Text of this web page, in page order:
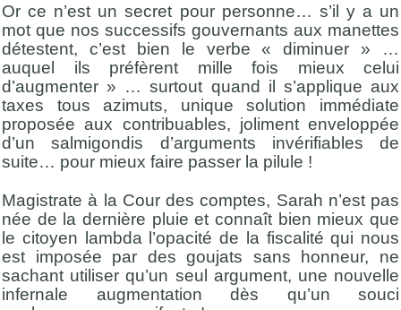
Or ce n’est un secret pour personne… s’il y a un
mot que nos successifs gouvernants aux manettes
détestent, c’est bien le verbe « diminuer » …
auquel ils préfèrent mille fois mieux celui
d’augmenter » … surtout quand il s’applique aux
taxes tous azimuts, unique solution immédiate
proposée aux contribuables, joliment enveloppée
d’un salmigondis d’arguments invérifiables de
suite… pour mieux faire passer la pilule !
Magistrate à la Cour des comptes, Sarah n’est pas
née de la dernière pluie et connaît bien mieux que
le citoyen lambda l’opacité de la fiscalité qui nous
est imposée par des goujats sans honneur, ne
sachant utiliser qu’un seul argument, une nouvelle
infernale augmentation dès qu’un souci